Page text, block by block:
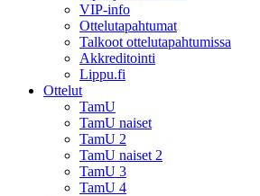
VIP-info
Ottelutapahtumat
Talkoot ottelutapahtumissa
Akkreditointi
Lippu.fi
Ottelut
TamU
TamU naiset
TamU 2
TamU naiset 2
TamU 3
TamU 4